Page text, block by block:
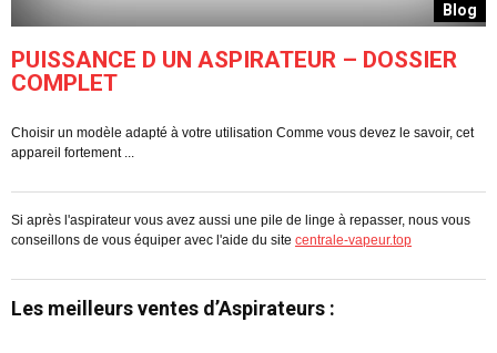
Blog
PUISSANCE D UN ASPIRATEUR – DOSSIER
COMPLET
Choisir un modèle adapté à votre utilisation Comme vous devez le savoir, cet
appareil fortement ...
Si après l'aspirateur vous avez aussi une pile de linge à repasser, nous vous
conseillons de vous équiper avec l'aide du site centrale-vapeur.top
Les meilleurs ventes d’Aspirateurs :